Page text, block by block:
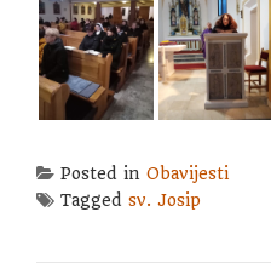
Posted in Obavijesti
Tagged sv. Josip